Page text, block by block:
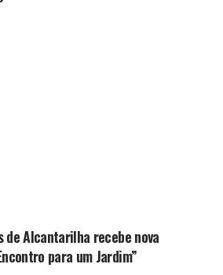
de Alcantarilha recebe nova
para um Jardim”